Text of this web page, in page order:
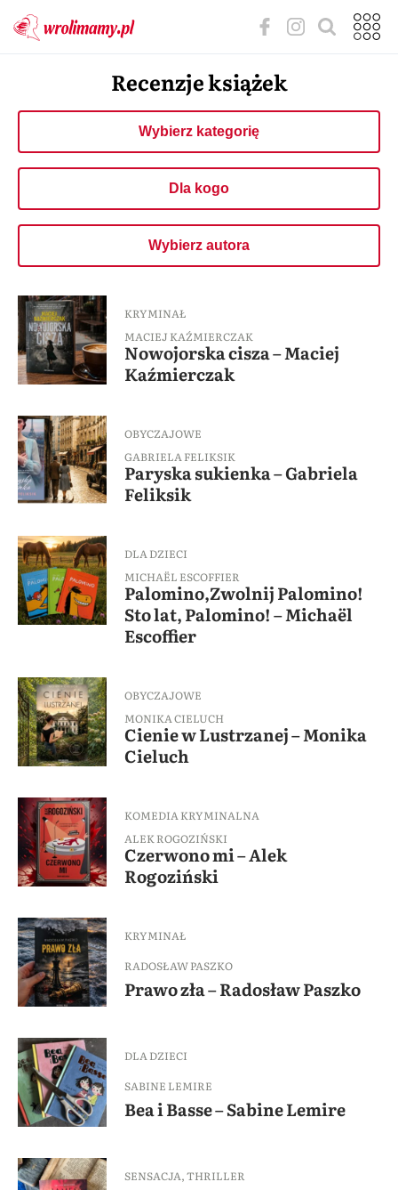
Recenzje książek
Wybierz kategorię
Dla kogo
Wybierz autora
KRYMINAŁ
MACIEJ KAŹMIERCZAK
Nowojorska cisza – Maciej
Kaźmierczak
OBYCZAJOWE
GABRIELA FELIKSIK
Paryska sukienka – Gabriela
Feliksik
DLA DZIECI
MICHAËL ESCOFFIER
Palomino,Zwolnij Palomino!
Sto lat, Palomino! – Michaël
Escoffier
OBYCZAJOWE
MONIKA CIELUCH
Cienie w Lustrzanej – Monika
Cieluch
KOMEDIA KRYMINALNA
ALEK ROGOZIŃSKI
Czerwono mi – Alek
Rogoziński
KRYMINAŁ
RADOSŁAW PASZKO
Prawo zła – Radosław Paszko
DLA DZIECI
SABINE LEMIRE
Bea i Basse – Sabine Lemire
SENSACJA,THRILLER